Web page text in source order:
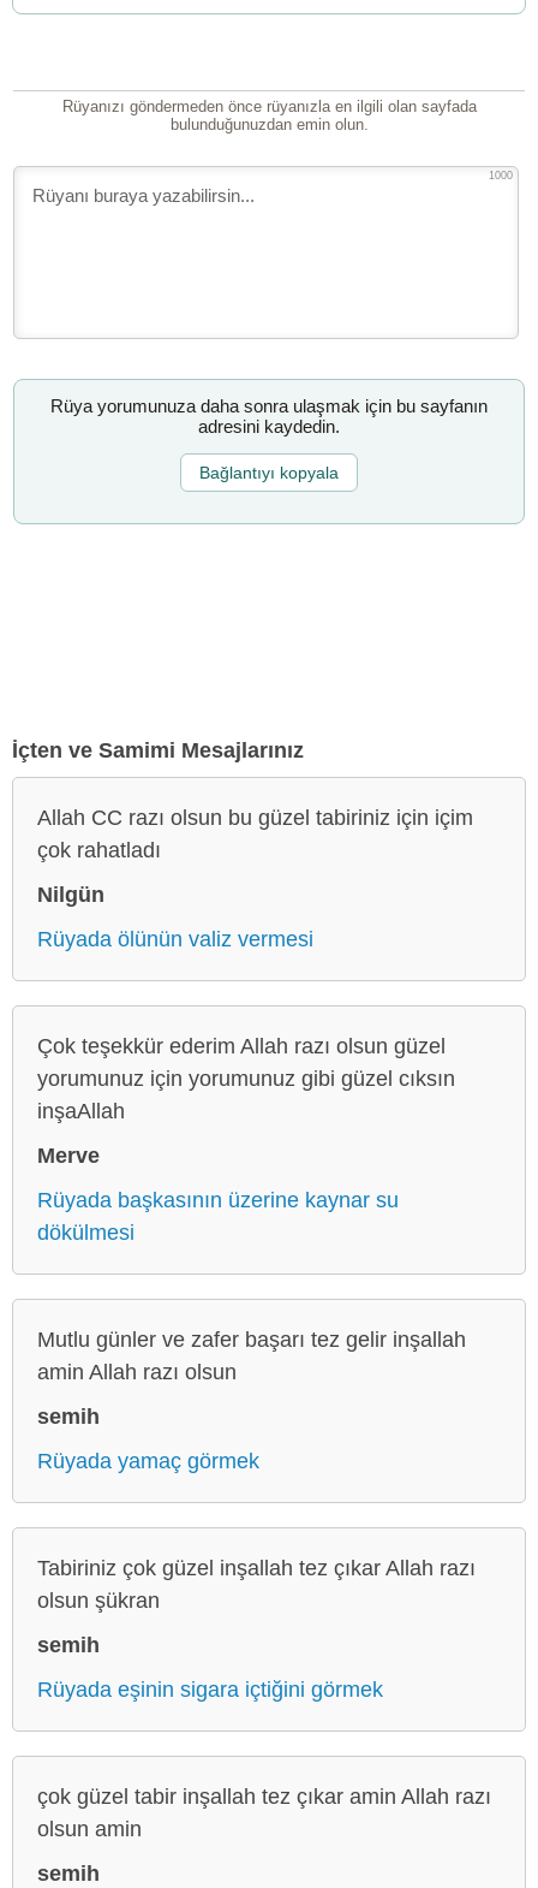
Rüyanızı göndermeden önce rüyanızla en ilgili olan sayfada
bulunduğunuzdan emin olun.
1000
Rüya yorumunuza daha sonra ulaşmak için bu sayfanın
adresini kaydedin.
Bağlantıyı kopyala
İçten ve Samimi Mesajlarınız
Allah CC razı olsun bu güzel tabiriniz için içim
çok rahatladı
Nilgün
Rüyada ölünün valiz vermesi
Çok teşekkür ederim Allah razı olsun güzel
yorumunuz için yorumunuz gibi güzel cıksın
inşaAllah
Merve
Rüyada başkasının üzerine kaynar su
dökülmesi
Mutlu günler ve zafer başarı tez gelir inşallah
amin Allah razı olsun
semih
Rüyada yamaç görmek
Tabiriniz çok güzel inşallah tez çıkar Allah razı
olsun şükran
semih
Rüyada eşinin sigara içtiğini görmek
çok güzel tabir inşallah tez çıkar amin Allah razı
olsun amin
semih